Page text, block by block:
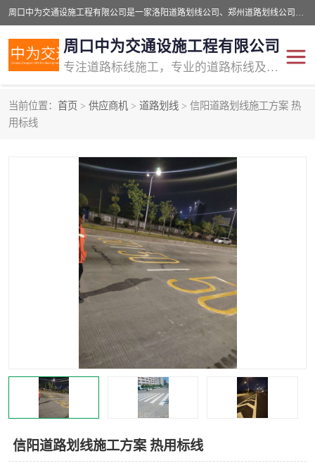
周口中为交通设施工程有限公司是一家洛阳道路划线公司、郑州道路划线公司、平顶山道路车位划线公司、开封车位划线公司、许昌道路车位划线公司、漯河道路车位划线公司，公司始终坚持“诚信、匠心、专注”的宗旨；我们的经营理念是：的服务。
周口中为交通设施工程有限公司
专注道路标线施工，专业的道路标线及交通设施施工服务商!
当前位置： 首页 > 供应商机 > 道路划线 > 信阳道路划线施工方案 热
用标线
信阳道路划线施工方案 热用标线
交通道路标线
道路标线划线 马路标线
道路划线